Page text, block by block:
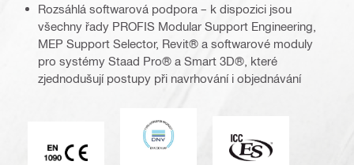
Rozsáhlá softwarová podpora – k dispozici jsou
všechny řady PROFIS Modular Support Engineering,
MEP Support Selector, Revit® a softwarové moduly
pro systémy Staad Pro® a Smart 3D®, které
zjednodušují postupy při navrhování i objednávání
Značka CE EN 1090
DNV